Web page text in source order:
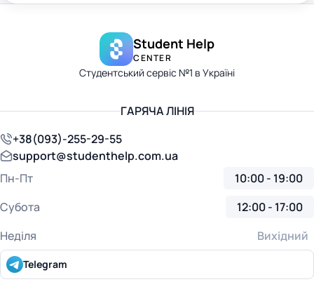
Student Help
CENTER
Студентський сервіс №1 в Україні
ГАРЯЧА ЛІНІЯ
+38(093)-255-29-55
support@studenthelp.com.ua
Пн-Пт
10:00 - 19:00
Субота
12:00 - 17:00
Неділя
Вихідний
Telegram